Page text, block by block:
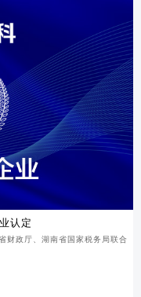
认定
财政厅、湖南省国家税务局联合